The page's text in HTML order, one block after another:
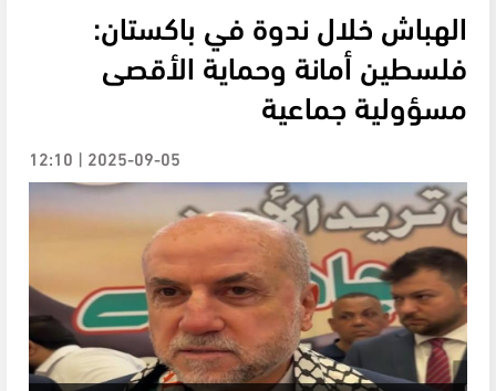
الهباش خلال ندوة في باكستان:
فلسطين أمانة وحماية الأقصى
مسؤولية جماعية
2025-09-05 | 12:10